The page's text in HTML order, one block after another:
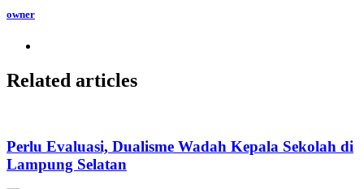
owner
Related articles
Perlu Evaluasi, Dualisme Wadah Kepala Sekolah di
Lampung Selatan